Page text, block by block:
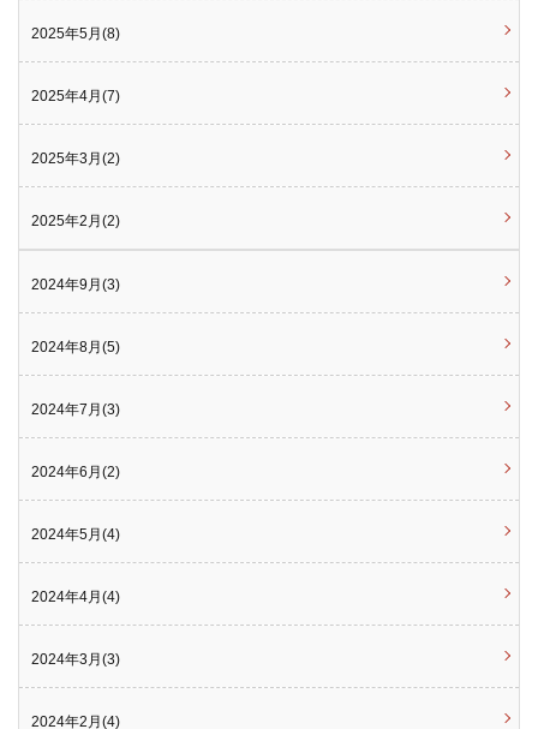
2025年5月(8)
2025年4月(7)
2025年3月(2)
2025年2月(2)
2024年9月(3)
2024年8月(5)
2024年7月(3)
2024年6月(2)
2024年5月(4)
2024年4月(4)
2024年3月(3)
2024年2月(4)